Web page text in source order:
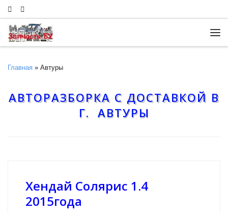
Skip to content
Главная » Автуры
АВТОРАЗБОРКА С ДОСТАВКОЙ В
Г. АВТУРЫ
Хендай Солярис 1.4
2015года